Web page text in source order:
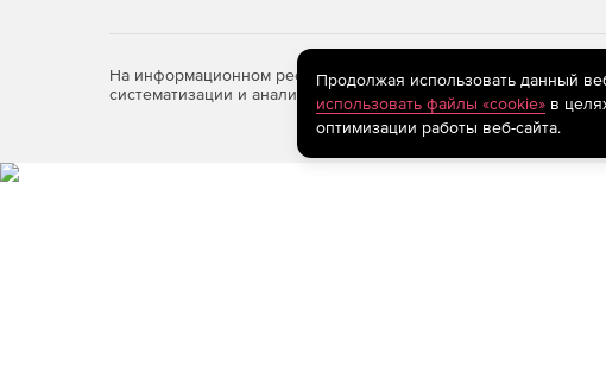
На информационном ресурсе store.softline.ru применяются
систематизации и анализа сведений, относящихся к
Продолжая использовать данный
использовать файлы «cookie»в
оптимизации работы веб-сайта.